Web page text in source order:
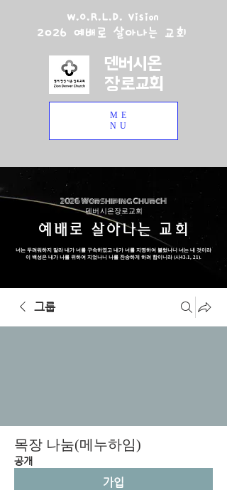
W.O.R.L.D. Vision
2026 예배로 살아나는 교회
덴버시온
장로교회
ME
NU
2026 Worshiping ChurcH
덴버 시온장로교회
예배로 살아나는 교회
너는 두려워하지 말라 내가 너를 구속하였고 내가 너를 지명하여 불렀나니 너는 내 것이라
이 백성은 내가 나를 위하여 지었나니 나를 찬송하게 하려 함이니라 (사43:1, 21).
그룹
목장 나눔(메누하임)
공개
가입